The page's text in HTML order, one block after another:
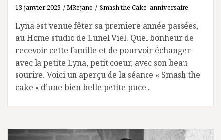
13 janvier 2023 MRejane Smash the Cake- anniversaire
Lyna est venue fêter sa premiere année passées,
au Home studio de Lunel Viel. Quel bonheur de
recevoir cette famille et de pourvoir échanger
avec la petite Lyna, petit coeur, avec son beau
sourire. Voici un aperçu de la séance « Smash the
cake » d’une bien belle petite puce .